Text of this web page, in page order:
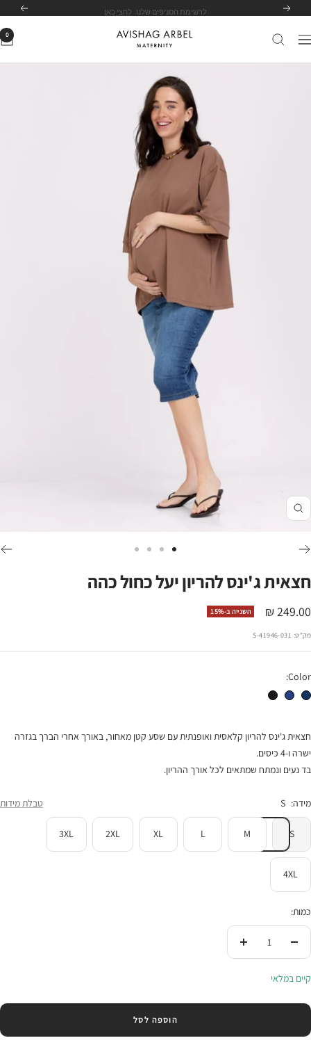
הקודם לרשימת הסניפים שלנו לחצי כאן הבא
ניווט
Avishag
0
זום
לשקופיתלשקופית
2
לשקופית
3
לשקופית
4
חצאית ג'ינס להריון יעל כחול כהה
מחיר
בהנחה
249.00 ₪ השנייה ב-15%
מק"ט: 41946-031-S
Color:
חצאית ג'ינס להריון יעל כחול כהה חצאית יעל ג'ינס כחולחצאית ג'ינס להריון יעל שחור
חצאית ג'ינס להריון קלאסית ואופנתית עם שסע קטן מאחור, באורך אחרי הברך בגזרה
ישרה ו-4 כיסים.
בד נעים ונמתח שמתאים לכל אורך ההריון.
מידה: S טבלת מידות
S
M
L
XL
2XL
3XL
4XL
כמות:
העלי
קיים במלאי
הוספה לסל